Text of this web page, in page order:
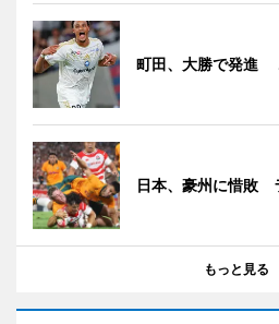
町田、大勝で発進
日本、豪州に惜敗
もっと見る